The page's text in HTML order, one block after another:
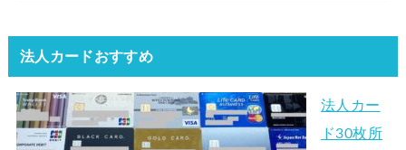
法人カードおすすめ
法人カー
ド30枚所